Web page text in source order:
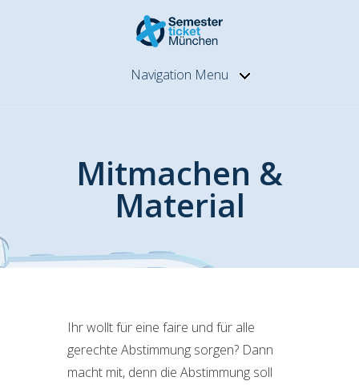
Navigation Menu
Mitmachen &
Material
Ihr wollt für eine faire und für alle
gerechte Abstimmung sorgen? Dann
macht mit, denn die Abstimmung soll